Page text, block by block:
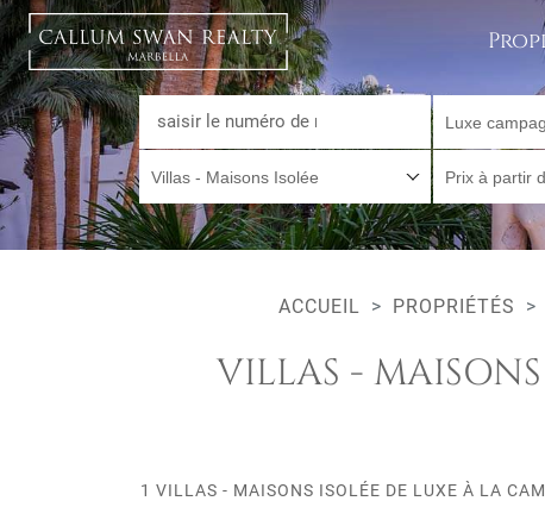
Luxe
Villas - Maisons Isolée Prix à partir
ACCUEIL PROPRIÉTÉS
VILLAS -
1 VILLAS - MAISONS ISOLÉE DE LUXE À LA